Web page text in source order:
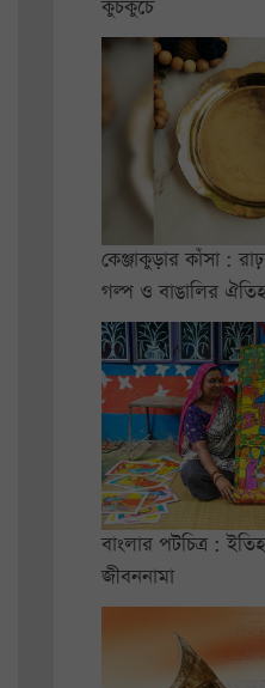
কুচকুচে
কেঞ্জাকুড়ার কাঁসা :
গল্প ও বাঙালির
বাংলার পটচিত্র :
জীবননামা